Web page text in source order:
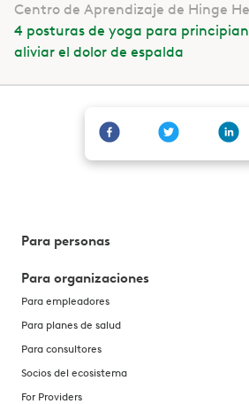
Centro de Aprendizaje de Hinge
4 posturas de yoga para
aliviar el dolor de espalda
Para personas
Para organizaciones
Para empleadores
Para planes de salud
Para consultores
Socios del ecosistema
For Providers